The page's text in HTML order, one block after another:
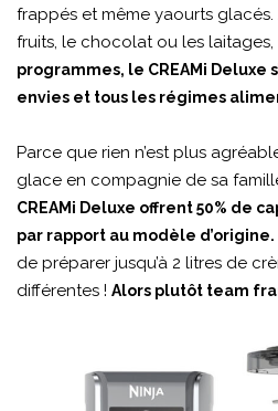
frappés et même yaourts glacés.
fruits, le chocolat ou les laitages,
programmes, le CREAMi Deluxe
envies et tous les régimes
Parce que rien n’est plus
glace en compagnie de sa
CREAMi Deluxe offrent 50% de
par rapport au modèle d’origine.
de préparer jusqu’à 2 litres de
différentes ! Alors plutôt team